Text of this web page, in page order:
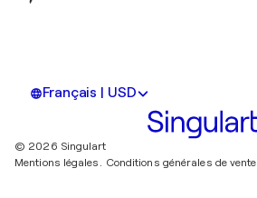
Français | USD
© 2026 Singulart
Mentions légales. Conditions générales de vente